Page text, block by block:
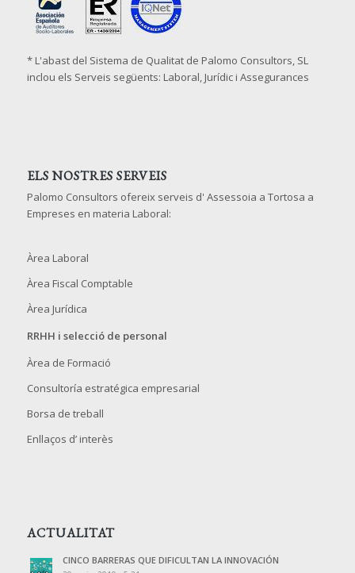
* L'abast del Sistema de Qualitat de Palomo Consultors, SL
inclou els Serveis següents: Laboral, Jurídic i Assegurances
ELS NOSTRES SERVEIS
Palomo Consultors ofereix serveis d' Assessoia a Tortosa a
Empreses en materia Laboral:
Àrea Laboral
Àrea Fiscal Comptable
Àrea Jurídica
RRHH i selecció de personal
Àrea de Formació
Consultoría estratégica empresarial
Borsa de treball
Enllaços d’ interès
ACTUALITAT
CINCO BARRERAS QUE DIFICULTAN LA INNOVACIÓN